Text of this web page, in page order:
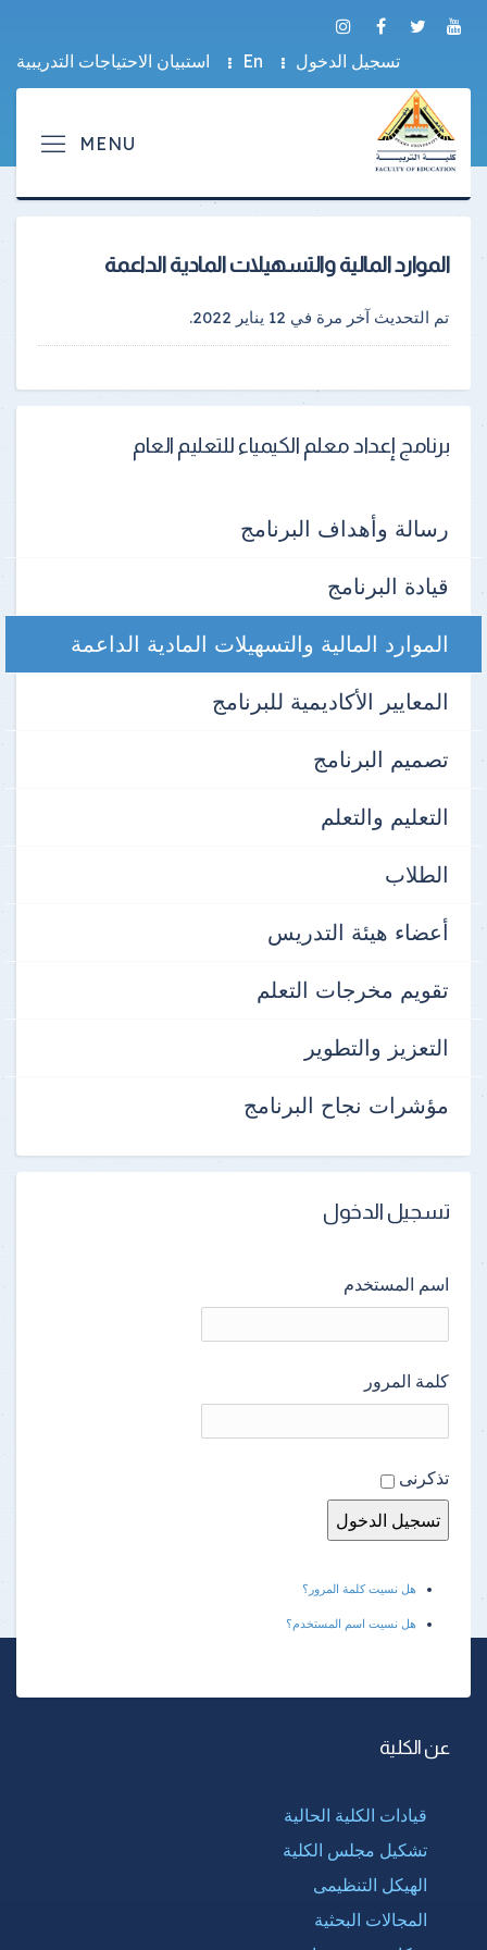
تسجيل الدخول En استبيان الاحتياجات التدريبية
الموارد المالية والتسهيلات المادية الداعمة
تم التحديث آخر مرة في 12 يناير 2022 .
برنامج إعداد معلم الكيمياء للتعليم العام
رسالة وأهداف البرنامج
قيادة البرنامج
الموارد المالية والتسهيلات المادية الداعمة
المعايير الأكاديمية للبرنامج
تصميم البرنامج
التعليم والتعلم
الطلاب
أعضاء هيئة التدريس
تقويم مخرجات التعلم
التعزيز والتطوير
مؤشرات نجاح البرنامج
تسجيل الدخول
اسم المستخدم
كلمة المرور
تذكرنى
هل نسيت كلمة المرور؟
هل نسيت اسم المستخدم؟
عن الكلية
قيادات الكلية الحالية
تشكيل مجلس الكلية
الهيكل التنظيمى
المجالات البحثية